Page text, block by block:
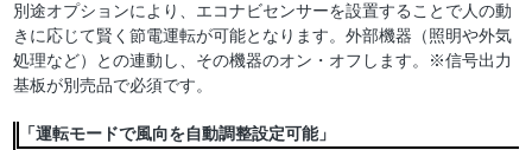
別途オプションにより、エコナビセンサーを設置することで人の動
きに応じて賢く節電運転が可能となります。外部機器（照明や外気
処理など）との連動し、その機器のオン・オフします。※信号出力
基板が別売品で必須です。
「運転モードで風向を自動調整設定可能」